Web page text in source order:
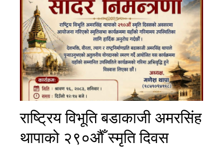
राष्ट्रिय विभूति बडाकाजी अमरसिंह
थापाको २९०औँ स्मृति दिवस